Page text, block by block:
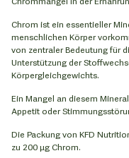
Chrom ist ein essentieller
menschlichen Körper
von zentraler Bedeutung für
Unterstützung der
Körpergleichgewichts.
Ein Mangel an diesem
Appetit oder
Die Packung von KFD
zu 200 µg Chrom.